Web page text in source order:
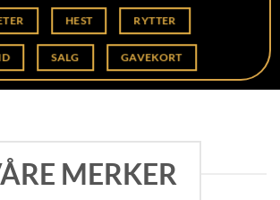
HEST RYTTER
SALG GAVEKORT
MERKER